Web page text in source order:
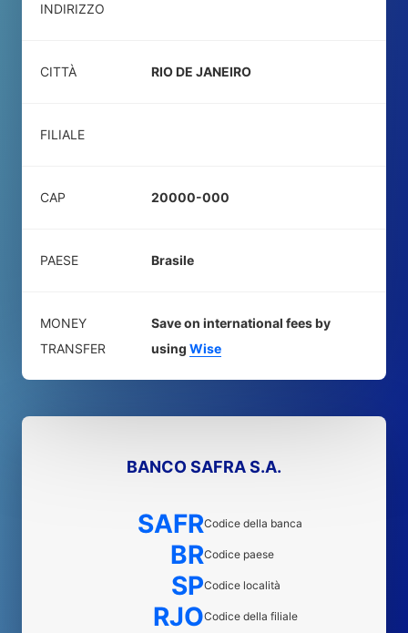
INDIRIZZO
CITTÀ RIO DE JANEIRO
FILIALE
CAP 20000-000
PAESE Brasile
MONEY
TRANSFER
Save on international fees by
using Wise
BANCO SAFRA S.A.
SAFRCodice della banca
BRCodice paese
SPCodice località
RJOCodice della filiale